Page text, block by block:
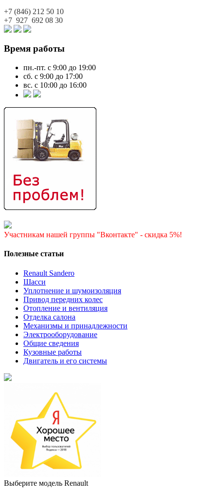
+7 (846) 212 50 10
+7 927 692 08 30
Время работы
пн.-пт. с 9:00 до 19:00
сб. с 9:00 до 17:00
вс. с 10:00 до 16:00
Участникам нашей группы "Вконтакте" - скидка 5%!
Полезные статьи
Renault Sandero
Шасси
Уплотнение и шумоизоляция
Привод передних колес
Отопление и вентиляция
Отделка салона
Механизмы и принадлежности
Электрооборудование
Общие сведения
Кузовные работы
Двигатель и его системы
Выберите модель Renault